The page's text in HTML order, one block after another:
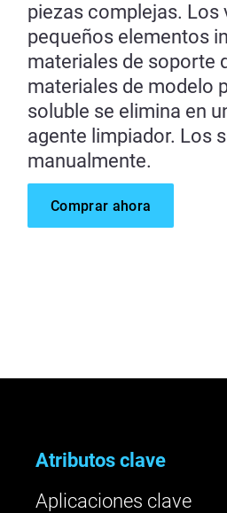
piezas complejas. Los
pequeños elementos
materiales de soporte
materiales de modelo
soluble se elimina en
agente limpiador. Los
manualmente.
Comprar ahora
Atributos clave
Aplicaciones clave